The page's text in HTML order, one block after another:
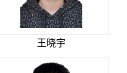
王晓宇